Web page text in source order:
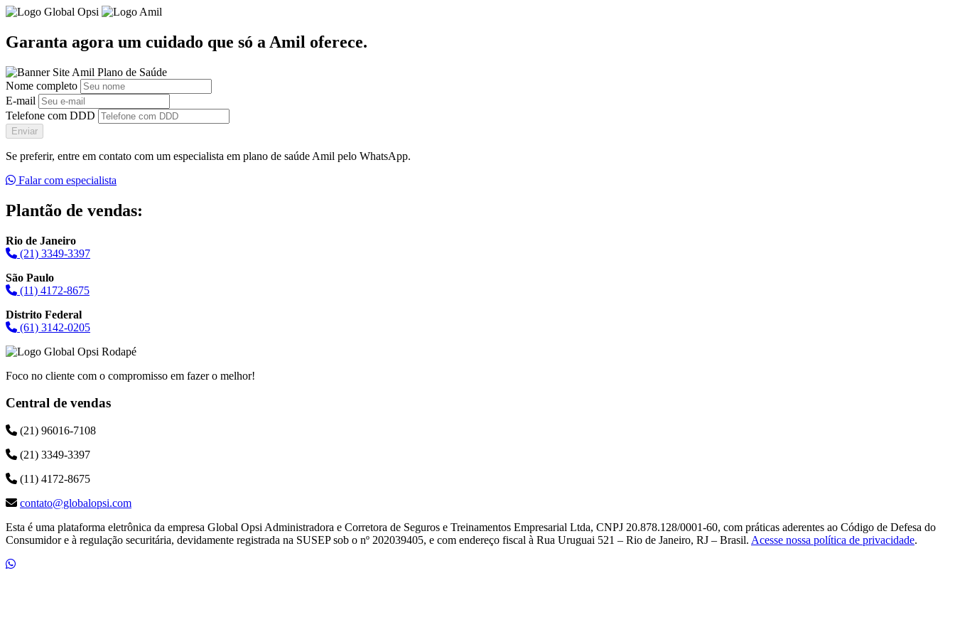
Garanta agora um cuidado que só a Amil oferece.
Nome completo
E-mail
Telefone com DDD
Enviar
Se preferir, entre em contato com um especialista em plano de saúde Amil pelo WhatsApp.
Falar com especialista
Plantão de vendas:
Rio de Janeiro
(21) 3349-3397
São Paulo
(11) 4172-8675
Distrito Federal
(61) 3142-0205
Foco no cliente com o compromisso em fazer o melhor!
Central de vendas
(21) 96016-7108
(21) 3349-3397
(11) 4172-8675
contato@globalopsi.com
Esta é uma plataforma eletrônica da empresa Global Opsi Administradora e Corretora de Seguros e Treinamentos Empresarial Ltda, CNPJ 20.878.128/0001-60, com práticas aderentes ao Código de Defesa do
Consumidor e à regulação securitária, devidamente registrada na SUSEP sob o nº 202039405, e com endereço fiscal à Rua Uruguai 521 – Rio de Janeiro, RJ – Brasil. Acesse nossa política de privacidade.